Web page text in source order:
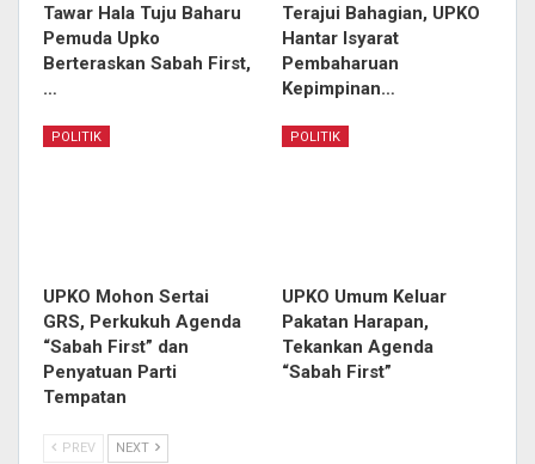
Tawar Hala Tuju Baharu
Pemuda Upko
Berteraskan Sabah First,
…
Terajui Bahagian, UPKO
Hantar Isyarat
Pembaharuan
Kepimpinan…
POLITIK
UPKO Mohon Sertai
GRS, Perkukuh Agenda
“Sabah First” dan
Penyatuan Parti
Tempatan
POLITIK
UPKO Umum Keluar
Pakatan Harapan,
Tekankan Agenda
“Sabah First”
PREV NEXT